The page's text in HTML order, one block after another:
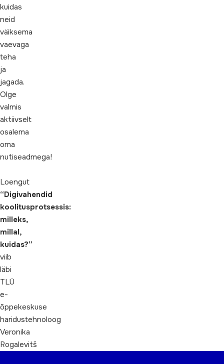
kuidas
neid
väiksema
vaevaga
teha
ja
jagada.
Olge
valmis
aktiivselt
osalema
oma
nutiseadmega!
Loengut
“Digivahendid
koolitusprotsessis:
milleks,
millal,
kuidas?”
viib
läbi
TLÜ
e-
õppekeskuse
haridustehnoloog
Veronika
Rogalevitš